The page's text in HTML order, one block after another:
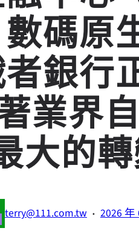
碼原
銀行
業界
大的
terry@111.com.tw · 2026 年